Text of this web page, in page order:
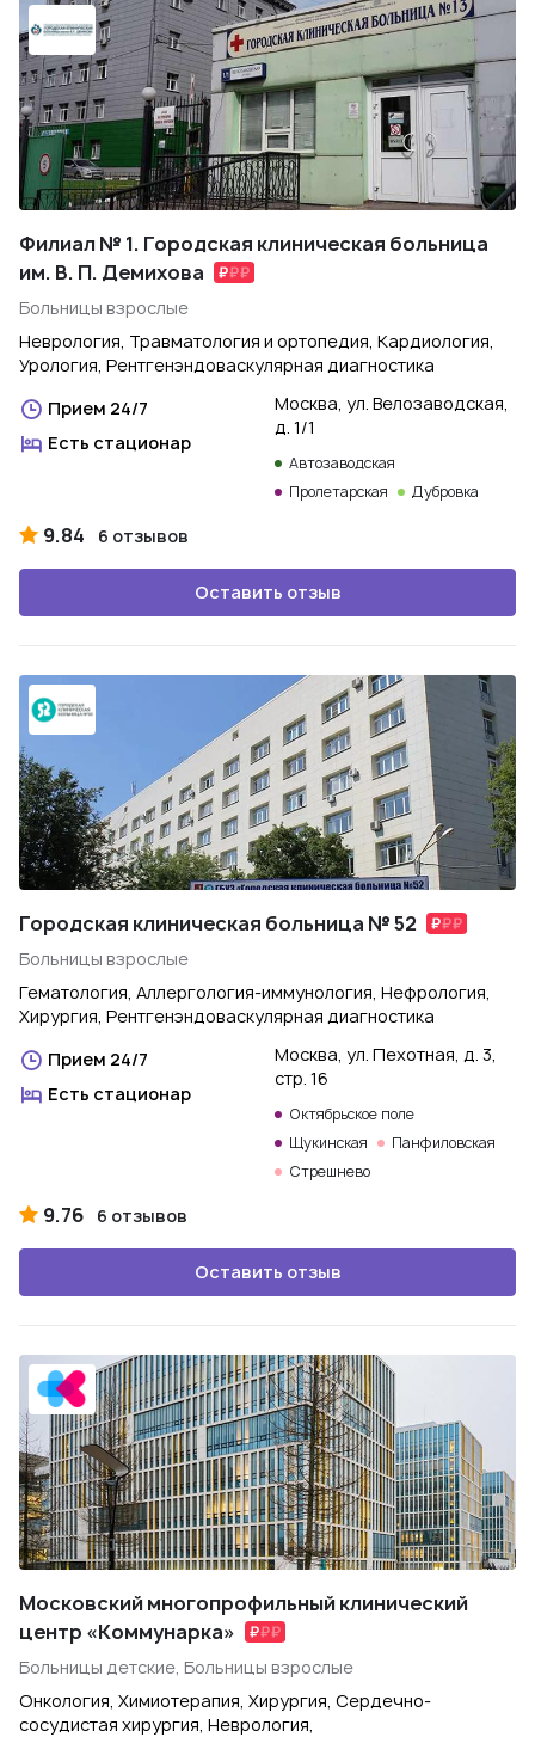
Филиал № 1. Городская клиническая больница
им. В. П. Демихова
Больницы взрослые
Неврология, Травматология и ортопедия, Кардиология,
Урология, Рентгенэндоваскулярная диагностика
Прием 24/7
Есть стационар
Москва, ул. Велозаводская,
д. 1/1
Автозаводская
Пролетарская
Дубровка
9.84 6 отзывов
Оставить отзыв
Городская клиническая больница № 52
Больницы взрослые
Гематология, Аллергология-иммунология, Нефрология,
Хирургия, Рентгенэндоваскулярная диагностика
Прием 24/7
Есть стационар
Москва, ул. Пехотная, д. 3,
стр. 16
Октябрьское поле
Щукинская
Панфиловская
Стрешнево
9.76 6 отзывов
Оставить отзыв
Московский многопрофильный клинический
центр «Коммунарка»
Больницы детские, Больницы взрослые
Онкология, Химиотерапия, Хирургия, Сердечно-
сосудистая хирургия, Неврология,